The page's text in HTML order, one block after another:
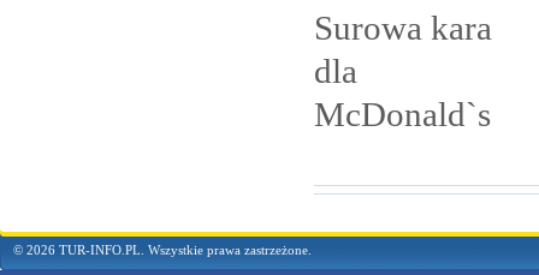
Surowa kara
dla
McDonald`s
© 2026 TUR-INFO.PL. Wszystkie prawa zastrzeżone.